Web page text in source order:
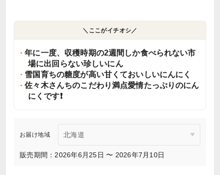
＼ここがイチオシ／
年に一度、収穫時期の2週間しか食べられない市
場に出回らない珍しいにん
雪国育ちの糖度が高い甘くておいしいにんにく
佐々木さんちのこだわり満点愛情たっぷりのにん
にくです❗️
お届け地域
販売期間：2026年6月25日 〜 2026年7月10日